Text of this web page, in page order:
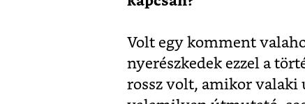
Volt egy komment
nyerészkedek ezzel a
rossz volt, amikor valaki